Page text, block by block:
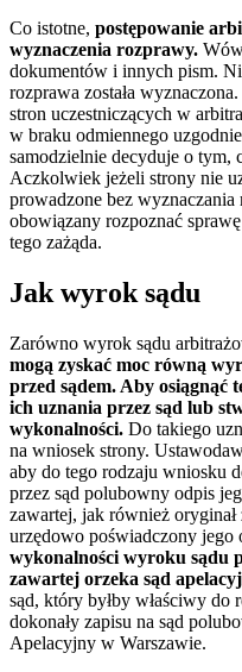
Co istotne, postępowanie
wyznaczenia rozprawy.
dokumentów i innych pism.
rozprawa została
stron uczestniczących w
w braku odmiennego
samodzielnie decyduje o tym,
Aczkolwiek jeżeli strony nie
prowadzone bez
obowiązany rozpoznać
tego zażąda.
Jak wyrok sądu
Zarówno wyrok sądu
mogą zyskać moc równą
przed sądem. Aby osiągnąć
ich uznania przez sąd lub
wykonalności. Do takiego
na wniosek strony.
aby do tego rodzaju wniosku
przez sąd polubowny odpis
zawartej, jak również
urzędowo poświadczony jego
wykonalności wyroku sądu
zawartej orzeka sąd
sąd, który byłby właściwy do
dokonały zapisu na sąd
Apelacyjny w Warszawie.